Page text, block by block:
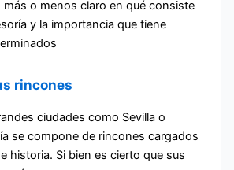
más o menos claro en qué consiste
y la importancia que tiene
rincones
ciudades como Sevilla o
se compone de rincones cargados
historia. Si bien es cierto que sus